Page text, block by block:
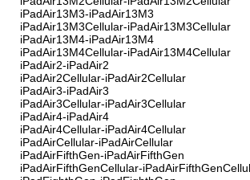
iPadAir13M3-iPadAir13M3
iPadAir13M3Cellular-iPadAir13M3Cellular
iPadAir13M4-iPadAir13M4
iPadAir13M4Cellular-iPadAir13M4Cellular
iPadAir2-iPadAir2
iPadAir2Cellular-iPadAir2Cellular
iPadAir3-iPadAir3
iPadAir3Cellular-iPadAir3Cellular
iPadAir4-iPadAir4
iPadAir4Cellular-iPadAir4Cellular
iPadAirCellular-iPadAirCellular
iPadAirFifthGen-iPadAirFifthGen
iPadAirFifthGenCellular-